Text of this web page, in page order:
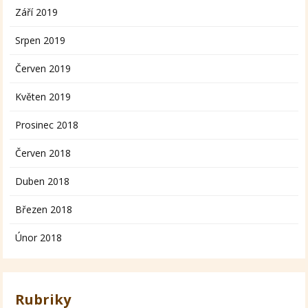
Září 2019
Srpen 2019
Červen 2019
Květen 2019
Prosinec 2018
Červen 2018
Duben 2018
Březen 2018
Únor 2018
Rubriky